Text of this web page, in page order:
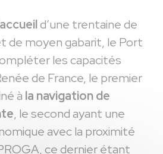
d’une trentaine de
de moyen gabarit, le Port
les capacités
de France, le premier
à la navigation de
, le second ayant une
avec la proximité
ce dernier étant